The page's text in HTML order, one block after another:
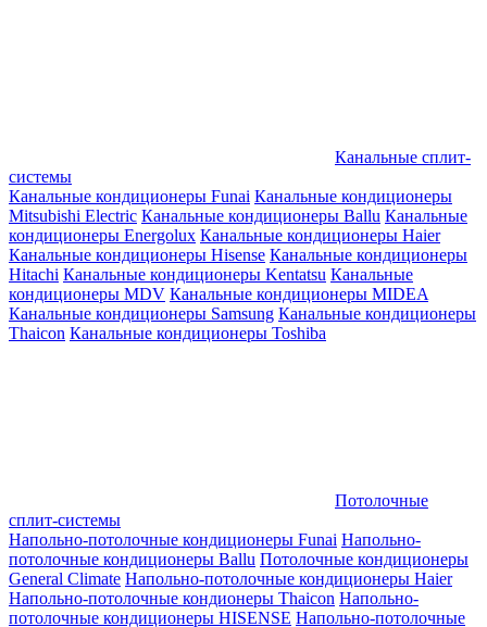
Канальные сплит-
системы
Канальные кондиционеры Funai Канальные кондиционеры
Mitsubishi Electric Канальные кондиционеры Ballu Канальные
кондиционеры Energolux Канальные кондиционеры Haier
Канальные кондиционеры Hisense Канальные кондиционеры
Hitachi Канальные кондиционеры Kentatsu Канальные
кондиционеры MDV Канальные кондиционеры MIDEA
Канальные кондиционеры Samsung Канальные кондиционеры
Thaicon Канальные кондиционеры Toshiba
Потолочные
сплит-системы
Напольно-потолочные кондиционеры Funai Напольно-
потолочные кондиционеры Ballu Потолочные кондиционеры
General Climate Напольно-потолочные кондиционеры Haier
Напольно-потолочные кондионеры Thaicon Напольно-
потолочные кондиционеры HISENSE Напольно-потолочные